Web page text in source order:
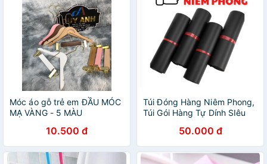
Móc áo gỗ trẻ em ĐẦU MÓC
MẠ VÀNG - 5 MÀU
10.500 đ
Túi Đóng Hàng Niêm Phong,
Túi Gói Hàng Tự Dính SIêu
PAPAA.HOME50.000 đ